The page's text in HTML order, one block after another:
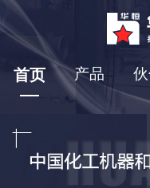
首页 产品